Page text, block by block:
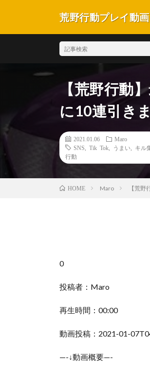
荒野行動プレイ動
【荒野行動
に10連引き
2021.01.06
Maro
SNS
Tik Tok うまい キル
行動
HOME Maro 【荒
0
投稿者：Maro
再生時間：00:00
動画投稿：2021-01-
—-↓動画概要—-